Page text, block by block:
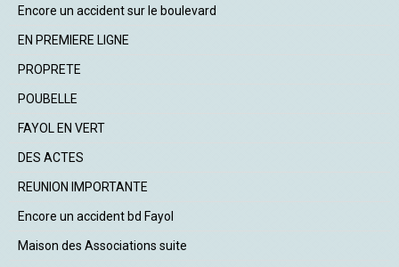
Encore un accident sur le boulevard
EN PREMIERE LIGNE
PROPRETE
POUBELLE
FAYOL EN VERT
DES ACTES
REUNION IMPORTANTE
Encore un accident bd Fayol
Maison des Associations suite